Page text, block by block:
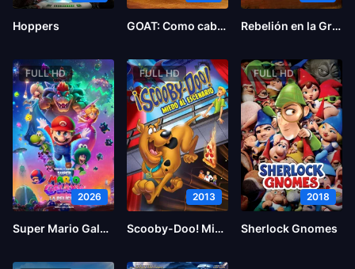
Hoppers GOAT: Como cabras Rebelión en la Granja
FULL HD
2026
Super Mario Galaxy la película
FULL HD
2013
Scooby-Doo! Miedo al escenario
FULL HD
2018
Sherlock Gnomes